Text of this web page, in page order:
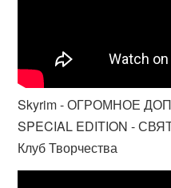
Skyrim - ОГРОМНОЕ
SPECIAL EDITION -
Клуб Творчества